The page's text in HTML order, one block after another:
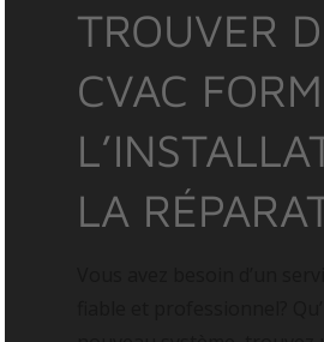
TROUVER
CVAC
LA